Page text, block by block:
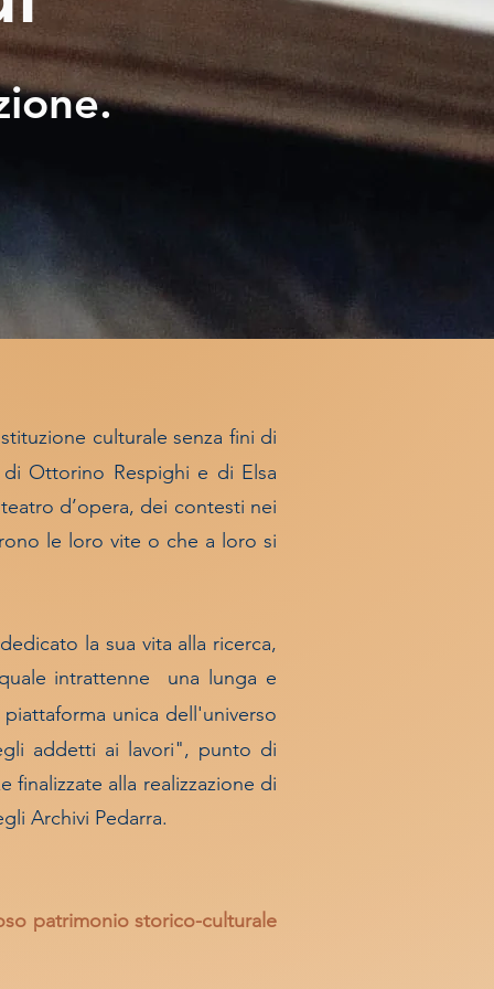
culturale senza fini di
Ottorino Respighi e di Elsa
d’opera, dei contesti nei
le loro vite o che a loro si
la sua vita alla ricerca,
intrattenne una lunga e
unica dell'universo
addetti ai lavori", punto di
alla realizzazione di
Archivi Pedarra.
patrimonio storico-culturale